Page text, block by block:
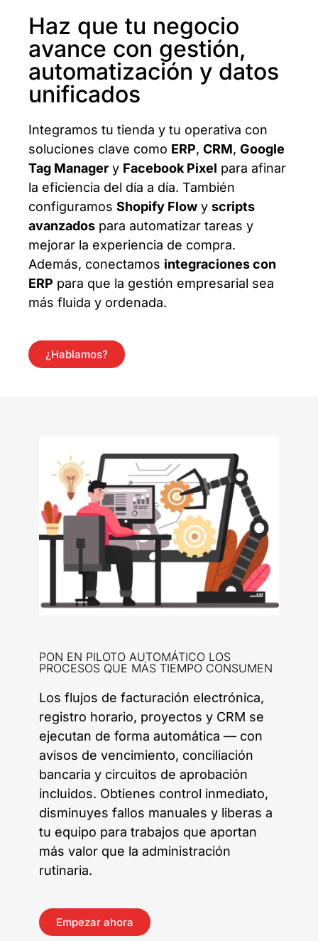
Haz que tu negocio
avance con gestión,
automatización y datos
unificados
Integramos tu tienda y tu operativa con
soluciones clave como ERP, CRM, Google
Tag Manager y Facebook Pixel para afinar
la eficiencia del día a día. También
configuramos Shopify Flow y scripts
avanzados para automatizar tareas y
mejorar la experiencia de compra.
Además, conectamos integraciones con
ERP para que la gestión empresarial sea
más fluida y ordenada.
¿Hablamos?
PON EN PILOTO AUTOMÁTICO LOS
PROCESOS QUE MÁS TIEMPO CONSUMEN
Los flujos de facturación electrónica,
registro horario, proyectos y CRM se
ejecutan de forma automática — con
avisos de vencimiento, conciliación
bancaria y circuitos de aprobación
incluidos. Obtienes control inmediato,
disminuyes fallos manuales y liberas a
tu equipo para trabajos que aportan
más valor que la administración
rutinaria.
Empezar ahora